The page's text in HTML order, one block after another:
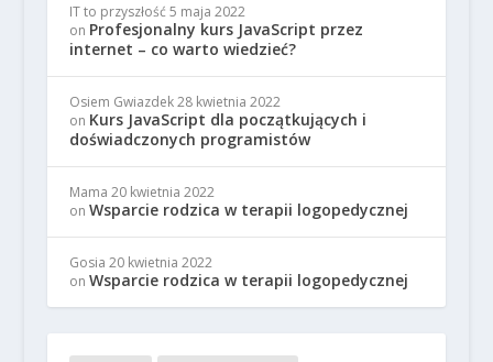
IT to przyszłość 5 maja 2022
on Profesjonalny kurs JavaScript przez
internet – co warto wiedzieć?
Osiem Gwiazdek 28 kwietnia 2022
on Kurs JavaScript dla początkujących i
doświadczonych programistów
Mama 20 kwietnia 2022
on Wsparcie rodzica w terapii logopedycznej
Gosia 20 kwietnia 2022
on Wsparcie rodzica w terapii logopedycznej